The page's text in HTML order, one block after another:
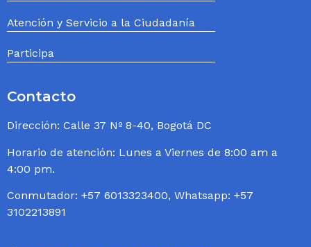
Atención y Servicio a la Ciudadanía
Participa
Contacto
Dirección: Calle 37 Nº 8-40, Bogotá DC
Horario de atención: Lunes a Viernes de 8:00 am a
4:00 pm.
Conmutador: +57 6013323400, Whatsapp: +57
3102213891